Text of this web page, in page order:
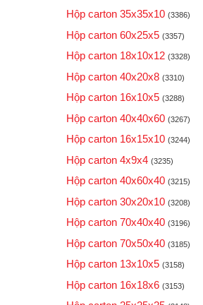
Hộp carton 35x35x10 (3386)
Hộp carton 60x25x5 (3357)
Hộp carton 18x10x12 (3328)
Hộp carton 40x20x8 (3310)
Hộp carton 16x10x5 (3288)
Hộp carton 40x40x60 (3267)
Hộp carton 16x15x10 (3244)
Hộp carton 4x9x4 (3235)
Hộp carton 40x60x40 (3215)
Hộp carton 30x20x10 (3208)
Hộp carton 70x40x40 (3196)
Hộp carton 70x50x40 (3185)
Hộp carton 13x10x5 (3158)
Hộp carton 16x18x6 (3153)